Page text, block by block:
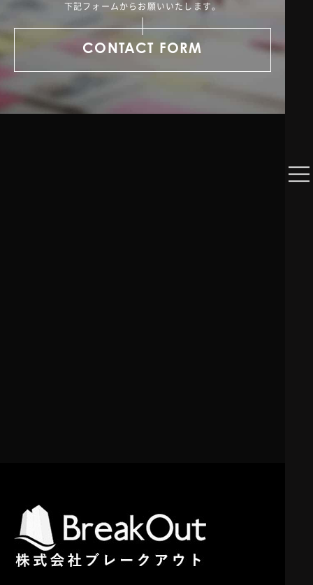
下記フォームからお願いいたします。
CONTACT FORM